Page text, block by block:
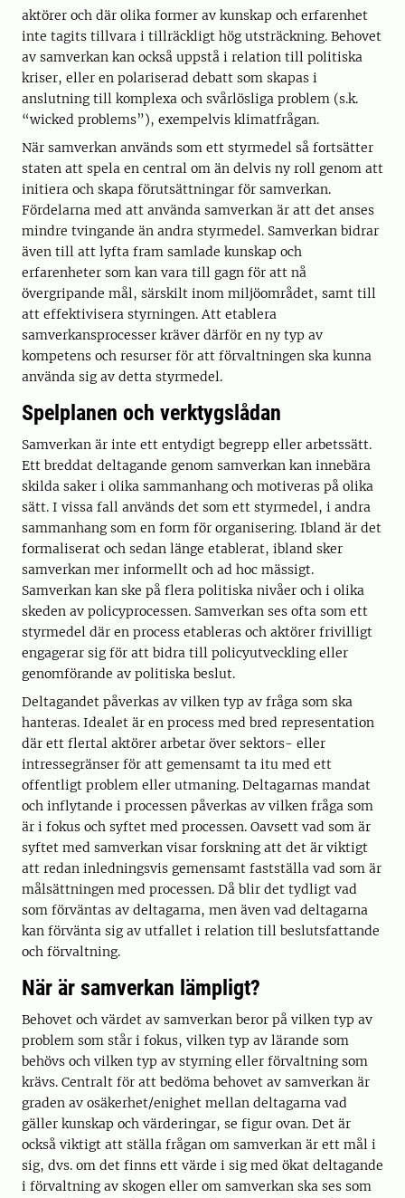
aktörer och där olika former av kunskap och erfarenhet
inte tagits tillvara i tillräckligt hög utsträckning. Behovet
av samverkan kan också uppstå i relation till politiska
kriser, eller en polariserad debatt som skapas i
anslutning till komplexa och svårlösliga problem (s.k.
“wicked problems”), exempelvis klimatfrågan.
När samverkan används som ett styrmedel så fortsätter
staten att spela en central om än delvis ny roll genom att
initiera och skapa förutsättningar för samverkan.
Fördelarna med att använda samverkan är att det anses
mindre tvingande än andra styrmedel. Samverkan bidrar
även till att lyfta fram samlade kunskap och
erfarenheter som kan vara till gagn för att nå
övergripande mål, särskilt inom miljöområdet, samt till
att effektivisera styrningen. Att etablera
samverkansprocesser kräver därför en ny typ av
kompetens och resurser för att förvaltningen ska kunna
använda sig av detta styrmedel.
Spelplanen och verktygslådan
Samverkan är inte ett entydigt begrepp eller arbetssätt.
Ett breddat deltagande genom samverkan kan innebära
skilda saker i olika sammanhang och motiveras på olika
sätt. I vissa fall används det som ett styrmedel, i andra
sammanhang som en form för organisering. Ibland är det
formaliserat och sedan länge etablerat, ibland sker
samverkan mer informellt och ad hoc mässigt.
Samverkan kan ske på flera politiska nivåer och i olika
skeden av policyprocessen. Samverkan ses ofta som ett
styrmedel där en process etableras och aktörer frivilligt
engagerar sig för att bidra till policyutveckling eller
genomförande av politiska beslut.
Deltagandet påverkas av vilken typ av fråga som ska
hanteras. Idealet är en process med bred representation
där ett flertal aktörer arbetar över sektors- eller
intressegränser för att gemensamt ta itu med ett
offentligt problem eller utmaning. Deltagarnas mandat
och inflytande i processen påverkas av vilken fråga som
är i fokus och syftet med processen. Oavsett vad som är
syftet med samverkan visar forskning att det är viktigt
att redan inledningsvis gemensamt fastställa vad som är
målsättningen med processen. Då blir det tydligt vad
som förväntas av deltagarna, men även vad deltagarna
kan förvänta sig av utfallet i relation till beslutsfattande
och förvaltning.
När är samverkan lämpligt?
Behovet och värdet av samverkan beror på vilken typ av
problem som står i fokus, vilken typ av lärande som
behövs och vilken typ av styrning eller förvaltning som
krävs. Centralt för att bedöma behovet av samverkan är
graden av osäkerhet/enighet mellan deltagarna vad
gäller kunskap och värderingar, se figur ovan. Det är
också viktigt att ställa frågan om samverkan är ett mål i
sig, dvs. om det finns ett värde i sig med ökat deltagande
i förvaltning av skogen eller om samverkan ska ses som